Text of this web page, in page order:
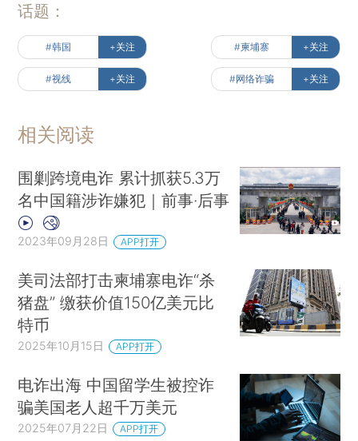
话题：
#韩国 +关注 #柬埔寨 +关注
#视线 +关注 #网络诈骗 +关注
相关阅读
围剿跨境电诈 累计抓获5.3万
名中国籍涉诈嫌犯｜前事·后事
2023年09月28日 APP打开
美司法部打击柬埔寨电诈“杀
猪盘” 缴获价值150亿美元比
特币
2025年10月15日 APP打开
电诈出海 中国留学生被控诈
骗美国老人超千万美元
2025年07月22日 APP打开